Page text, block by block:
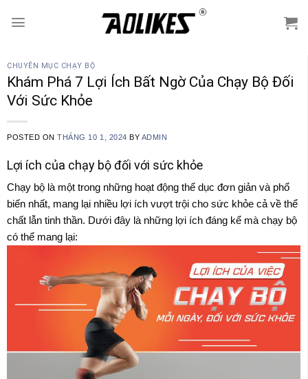
CHUYÊN MỤC CHẠY BỘ
Khám Phá 7 Lợi Ích Bất Ngờ Của Chạy Bộ Đối
Với Sức Khỏe
POSTED ONTHÁNG 10 1, 2024 BY ADMIN
Lợi ích của chạy bộ đối với sức khỏe
Chạy bộ là một trong những hoạt động thể dục đơn giản và phổ
biến nhất, mang lại nhiều lợi ích vượt trội cho sức khỏe cả về thể
chất lẫn tinh thần. Dưới đây là những lợi ích đáng kể mà chạy bộ
có thể mang lại: